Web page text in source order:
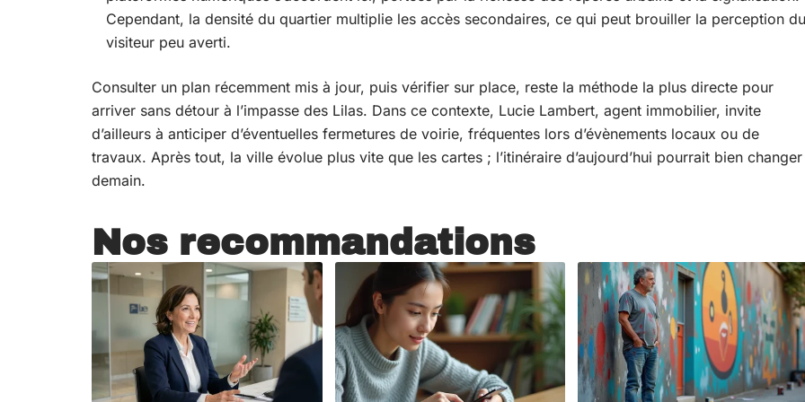
Cependant, la densité du quartier multiplie les accès secondaires, ce qui peut brouiller la perception du
visiteur peu averti.
Consulter un plan récemment mis à jour, puis vérifier sur place, reste la méthode la plus directe pour
arriver sans détour à l’impasse des Lilas. Dans ce contexte, Lucie Lambert, agent immobilier, invite
d’ailleurs à anticiper d’éventuelles fermetures de voirie, fréquentes lors d’évènements locaux ou de
travaux. Après tout, la ville évolue plus vite que les cartes ; l’itinéraire d’aujourd’hui pourrait bien changer
demain.
Nos recommandations